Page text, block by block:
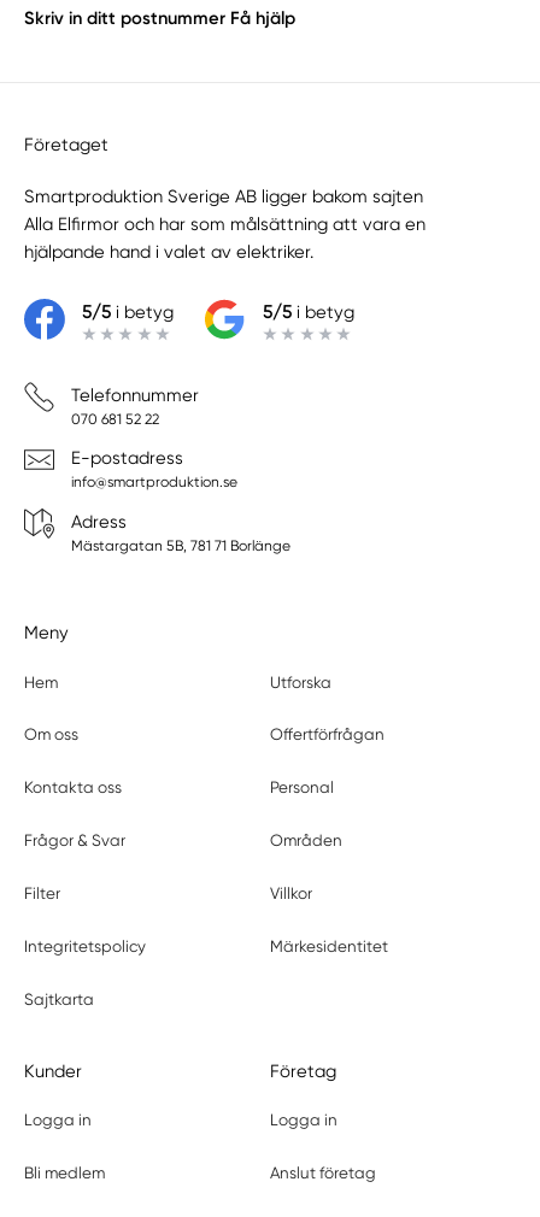
Skriv in ditt postnummer Få hjälp
Företaget
Smartproduktion Sverige AB ligger bakom sajten
Alla Elfirmor och har som målsättning att vara en
hjälpande hand i valet av elektriker.
5/5i betyg 5/5i betyg
Telefonnummer
070 681 52 22
E-postadress
info@smartproduktion.se
Adress
Mästargatan 5B, 781 71 Borlänge
Meny
Hem Utforska
Om oss Offertförfrågan
Kontakta oss Personal
Frågor & Svar Områden
Filter Villkor
Integritetspolicy Märkesidentitet
Sajtkarta
Kunder
Logga in
Bli medlem
Företag
Logga in
Anslut företag